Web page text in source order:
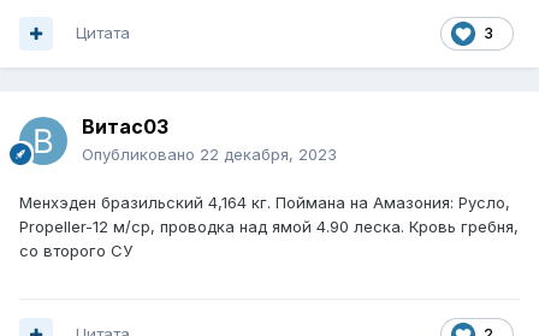
3
Цитата
Витас03
Опубликовано 22 декабря, 2023
Менхэден бразильский 4,164 кг. Поймана на Амазония: Русло,
Propeller-12 м/ср, проводка над ямой 4.90 леска. Кровь гребня,
со второго СУ